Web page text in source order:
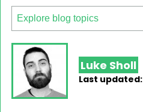
Luke Sholl
Last updated: